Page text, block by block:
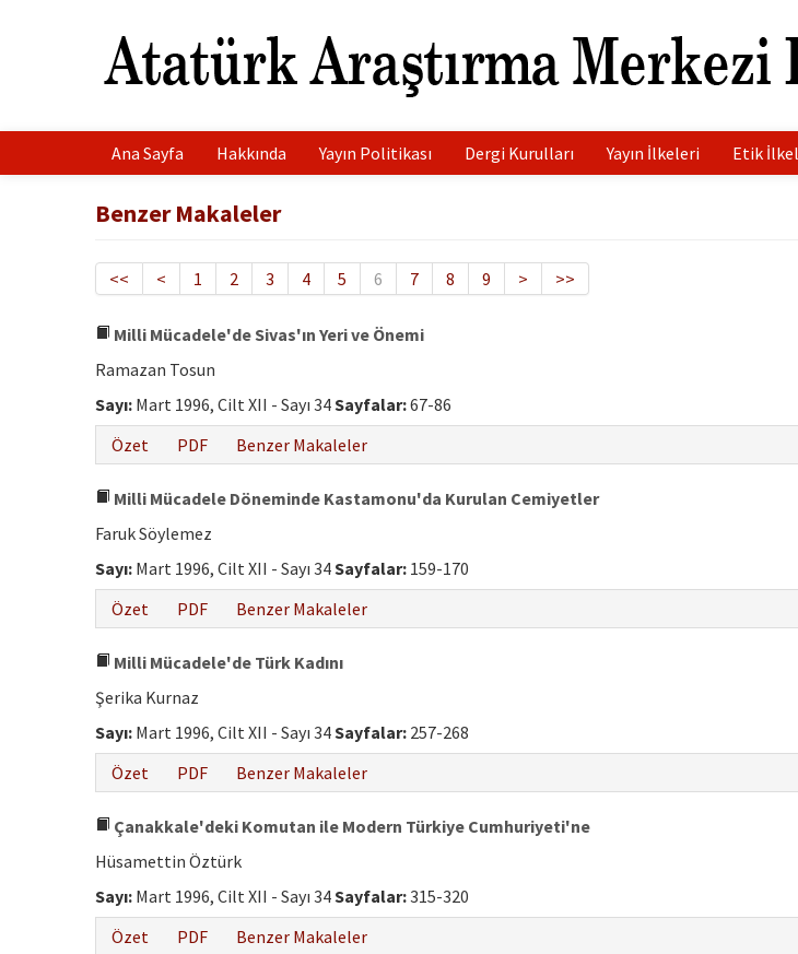
Ana Sayfa Hakkında Yayın Politikası Dergi Kurulları Yayın İlkeleri Etik
Benzer Makaleler
<< < 1 2 3 4 5 6 7 8 9 > >>
Milli Mücadele'de Sivas'ın Yeri ve Önemi
Ramazan Tosun
Sayı: Mart 1996, Cilt XII - Sayı 34Sayfalar:67-86
Özet
PDF Benzer Makaleler
Milli Mücadele Döneminde Kastamonu'da Kurulan Cemiyetler
Faruk Söylemez
Sayı: Mart 1996, Cilt XII - Sayı 34Sayfalar: 159-170
Özet
PDF Benzer Makaleler
Milli Mücadele'de Türk Kadını
Şerika Kurnaz
Sayı: Mart 1996, Cilt XII - Sayı 34Sayfalar: 257-268
Özet
PDF Benzer Makaleler
Çanakkale'deki Komutan ile Modern Türkiye Cumhuriyeti'ne
Hüsamettin Öztürk
Sayı: Mart 1996, Cilt XII - Sayı 34Sayfalar:315-320
Özet
PDF Benzer Makaleler